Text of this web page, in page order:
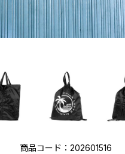
商品コード：202601516